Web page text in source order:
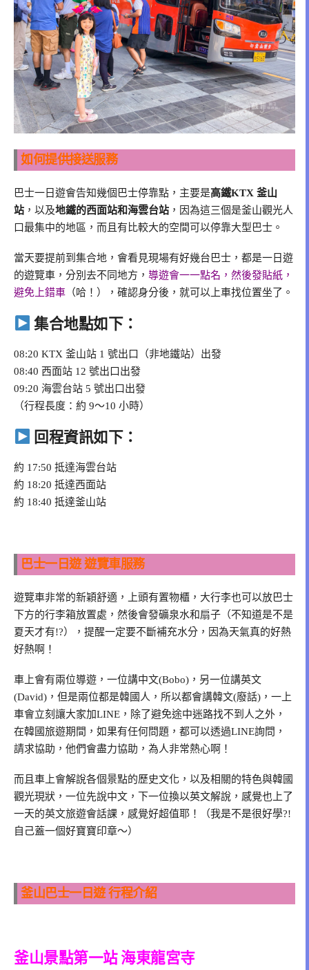
如何提供接送服務
巴士一日遊會告知幾個巴士停靠點，主要是高鐵KTX 釜山
站 ，以及地鐵的西面站和海雲台站 ，因為這三個是釜山觀光人
口最集中的地區，而且有比較大的空間可以停靠大型巴士。
當天要提前到集合地，會看見現場有好幾台巴士，都是一日遊
的遊覽車，分別去不同地方， 導遊會一一點名，然後發貼紙，
避免上錯車 （哈！），確認身分後，就可以上車找位置坐了。
集合地點如下：
08:20 KTX 釜山站 1 號出口（非地鐵站）出發
08:40 西面站 12 號出口出發
09:20 海雲台站 5 號出口出發
（行程長度：約 9～10 小時）
回程資訊如下：
約 17:50 抵達海雲台站
約 18:20 抵達西面站
約 18:40 抵達釜山站
巴士一日遊 遊覽車服務
遊覽車非常的新穎舒適，上頭有置物櫃，大行李也可以放巴士
下方的行李箱放置處，然後會發礦泉水和扇子（不知道是不是
夏天才有!?），提醒一定要不斷補充水分，因為天氣真的好熱
好熱啊！
車上會有兩位導遊，一位講中文(Bobo)，另一位講英文
(David)，但是兩位都是韓國人，所以都會講韓文(廢話)，一上
車會立刻讓大家加LINE，除了避免途中迷路找不到人之外，
在韓國旅遊期間，如果有任何問題，都可以透過LINE詢問，
請求協助，他們會盡力協助，為人非常熱心啊！
而且車上會解說各個景點的歷史文化，以及相關的特色與韓國
觀光現狀，一位先說中文，下一位換以英文解說，感覺也上了
一天的英文旅遊會話課，感覺好超值耶！（我是不是很好學?!
自己蓋一個好寶寶印章～）
釜山巴士一日遊 行程介紹
釜山景點第一站 海東龍宮寺